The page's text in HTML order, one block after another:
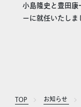
小島隆史と豊田康
ーに就任いたしま
TOP
お知らせ